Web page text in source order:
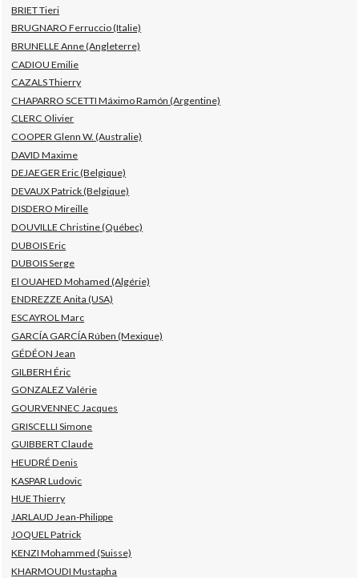
BRIET Tieri
BRUGNARO Ferruccio (Italie)
BRUNELLE Anne (Angleterre)
CADIOU Emilie
CAZALS Thierry
CHAPARRO SCETTI Máximo Ramón (Argentine)
CLERC Olivier
COOPER Glenn W. (Australie)
DAVID Maxime
DEJAEGER Eric (Belgique)
DEVAUX Patrick (Belgique)
DISDERO Mireille
DOUVILLE Christine (Québec)
DUBOIS Eric
DUBOIS Serge
El OUAHED Mohamed (Algérie)
ENDREZZE Anita (USA)
ESCAYROL Marc
GARCÍA GARCÍA Rúben (Mexique)
GÉDÉON Jean
GILBERH Éric
GONZALEZ Valérie
GOURVENNEC Jacques
GRISCELLI Simone
GUIBBERT Claude
HEUDRÉ Denis
KASPAR Ludovic
HUE Thierry
JARLAUD Jean-Philippe
JOQUEL Patrick
KENZI Mohammed (Suisse)
KHARMOUDI Mustapha